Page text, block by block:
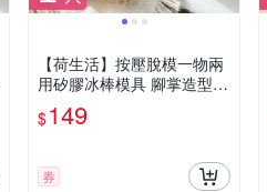
【荷生活】按壓脫模一物兩
用矽膠冰棒模具 腳掌造型帶
防塵密封蓋雪糕模具-1入組
$149
券